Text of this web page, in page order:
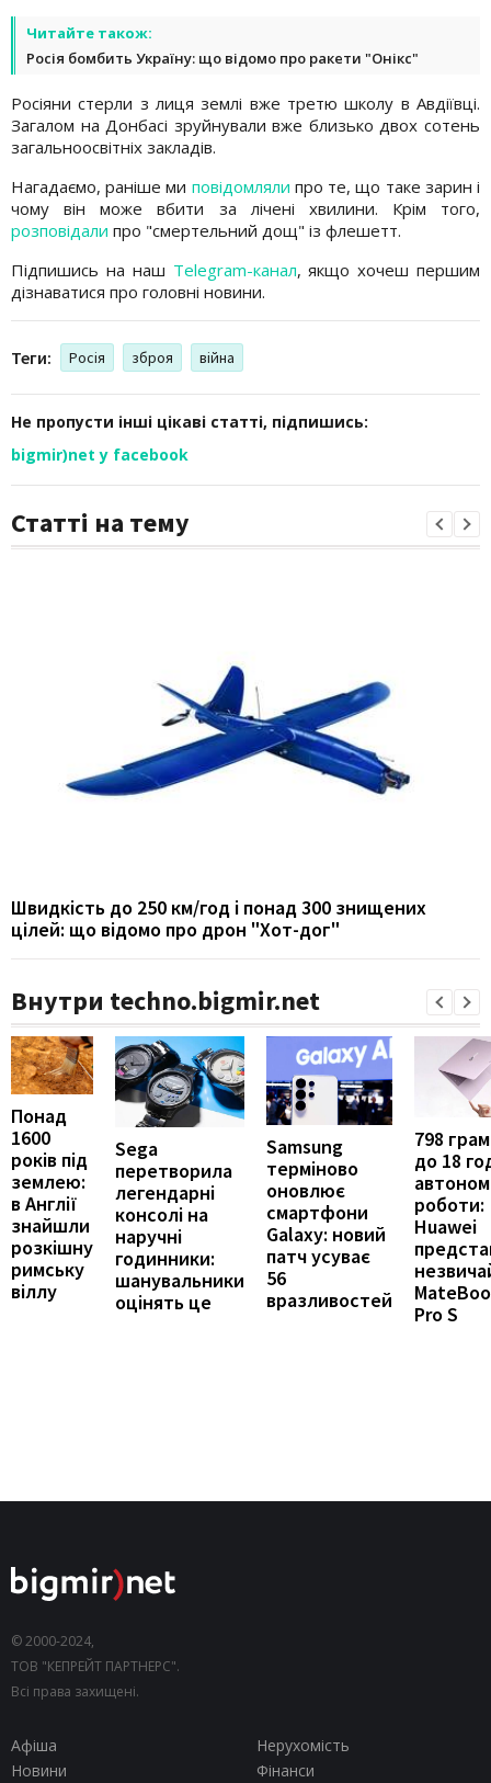
Читайте також:
Росія бомбить Україну: що відомо про ракети "Онікс"
Росіяни стерли з лиця землі вже третю школу в Авдіївці.
Загалом на Донбасі зруйнували вже близько двох сотень
загальноосвітніх закладів.
Нагадаємо, раніше ми повідомляли про те, що таке зарин і
чому він може вбити за лічені хвилини. Крім того,
розповідали про "смертельний дощ" із флешетт.
Підпишись на наш Telegram-канал, якщо хочеш першим
дізнаватися про головні новини.
Теги: Росія зброя війна
Не пропусти інші цікаві статті, підпишись:
bigmir)net у facebook
Статті на тему
Швидкість до 250 км/год і понад 300 знищених
цілей: що відомо про дрон "Хот-дог"
Внутри techno.bigmir.net
Понад
1600
років під
землею:
в Англії
знайшли
розкішну
римську
віллу
Sega
перетворила
легендарні
консолі на
наручні
годинники:
шанувальники
оцінять це
Samsung
терміново
оновлює
смартфони
Galaxy: новий
патч усуває
56
вразливостей
798
до 18
роботи:
Huawei
Pro S
© 2000-2024,
ТОВ "КЕПРЕЙТ ПАРТНЕРС".
Всі права захищені.
Афіша
Нерухомість
Новини
Фінанси